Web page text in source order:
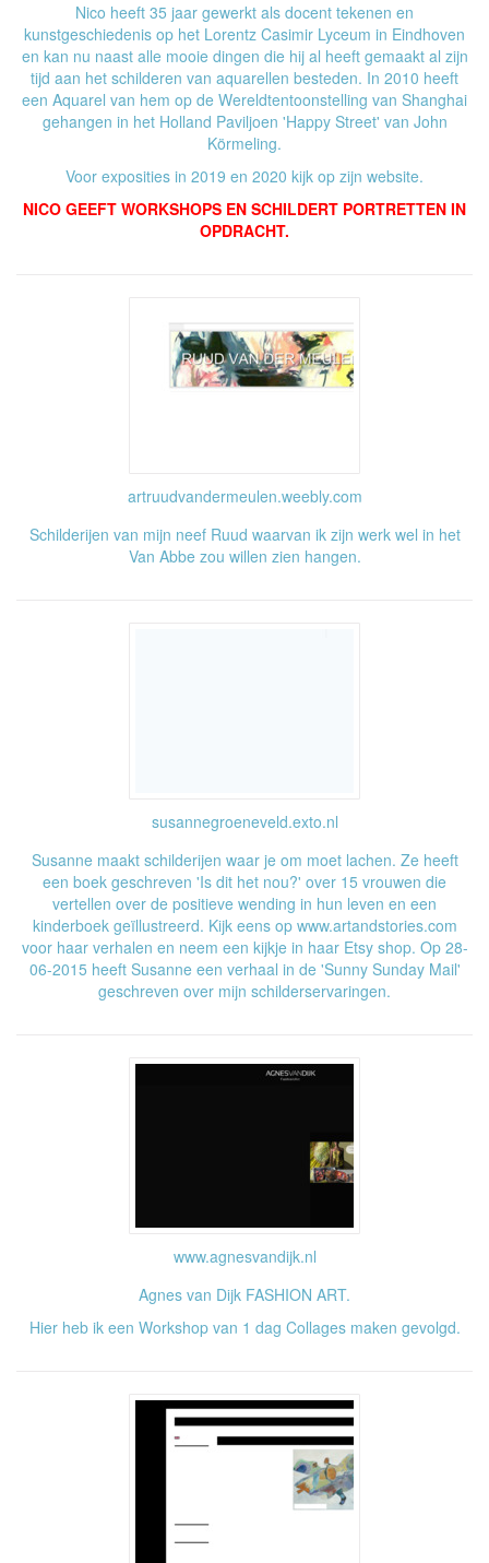
Nico heeft 35 jaar gewerkt als docent tekenen en
kunstgeschiedenis op het Lorentz Casimir Lyceum in Eindhoven
en kan nu naast alle mooie dingen die hij al heeft gemaakt al zijn
tijd aan het schilderen van aquarellen besteden. In 2010 heeft
een Aquarel van hem op de Wereldtentoonstelling van Shanghai
gehangen in het Holland Paviljoen 'Happy Street' van John
Körmeling.
Voor exposities in 2019 en 2020 kijk op zijn website.
NICO GEEFT WORKSHOPS EN SCHILDERT PORTRETTEN IN
OPDRACHT.
artruudvandermeulen.weebly.com
Schilderijen van mijn neef Ruud waarvan ik zijn werk wel in het
Van Abbe zou willen zien hangen.
susannegroeneveld.exto.nl
Susanne maakt schilderijen waar je om moet lachen. Ze heeft
een boek geschreven 'Is dit het nou?' over 15 vrouwen die
vertellen over de positieve wending in hun leven en een
kinderboek geïllustreerd. Kijk eens op www.artandstories.com
voor haar verhalen en neem een kijkje in haar Etsy shop. Op 28-
06-2015 heeft Susanne een verhaal in de 'Sunny Sunday Mail'
geschreven over mijn schilderservaringen.
www.agnesvandijk.nl
Agnes van Dijk FASHION ART.
Hier heb ik een Workshop van 1 dag Collages maken gevolgd.